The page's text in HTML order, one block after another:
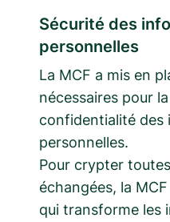
Sécurité des
personnelles
La MCF a mis en
nécessaires pour
confidentialité des
personnelles.
Pour crypter
échangées, la
qui transforme les